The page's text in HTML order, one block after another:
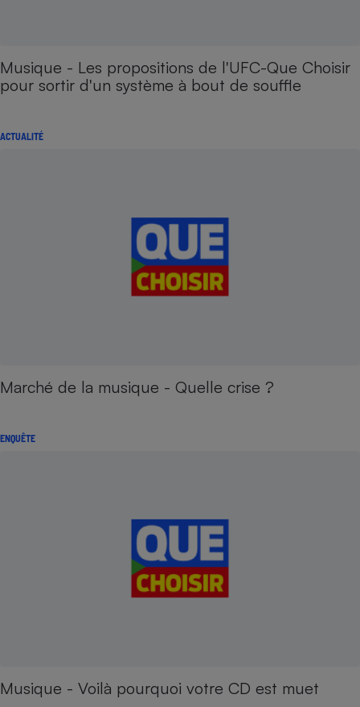
Musique - Les propositions de l'UFC-Que Choisir
pour sortir d'un système à bout de souffle
ACTUALITÉ
Marché de la musique - Quelle crise ?
ENQUÊTE
Musique - Voilà pourquoi votre CD est muet